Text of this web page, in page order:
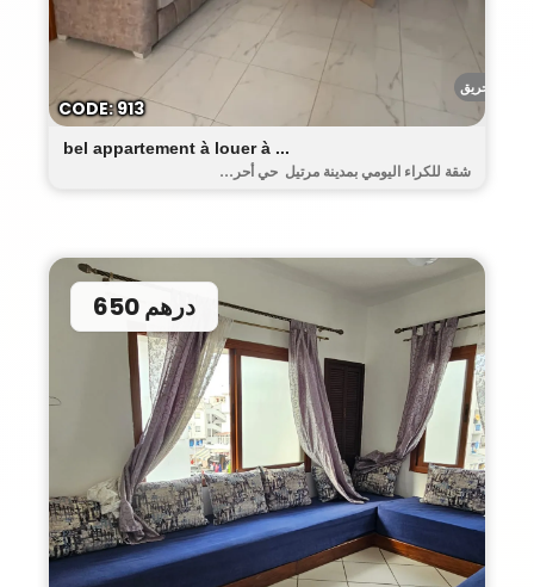
أحريق
bel appartement à louer à ...
شقة للكراء اليومي بمدينة مرتيل حي أحر...
CODE: 913
650 درهم